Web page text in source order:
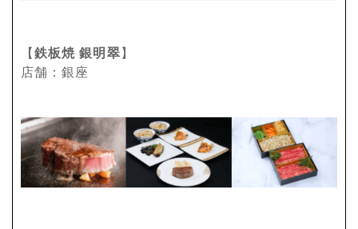
【鉄板焼 銀明翠 】
店舗：銀座